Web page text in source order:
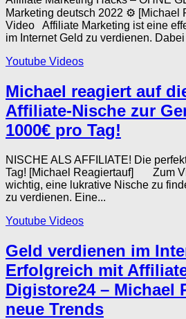
Marketing deutsch 2022 ⚙️
Video Affiliate Marketing ist eine
im Internet Geld zu verdienen.
Youtube Videos
Michael reagiert auf
Affiliate-Nische zur
1000€ pro Tag!
NISCHE ALS AFFILIATE! Die
Tag! [Michael Reagiertauf] Zum
wichtig, eine lukrative Nische zu
zu verdienen. Eine...
Youtube Videos
Geld verdienen im
Erfolgreich mit
Digistore24 – Michael
neue Trends